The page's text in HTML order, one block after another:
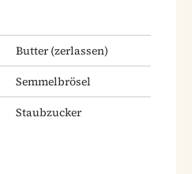
Butter (zerlassen)
Semmelbrösel
Staubzucker